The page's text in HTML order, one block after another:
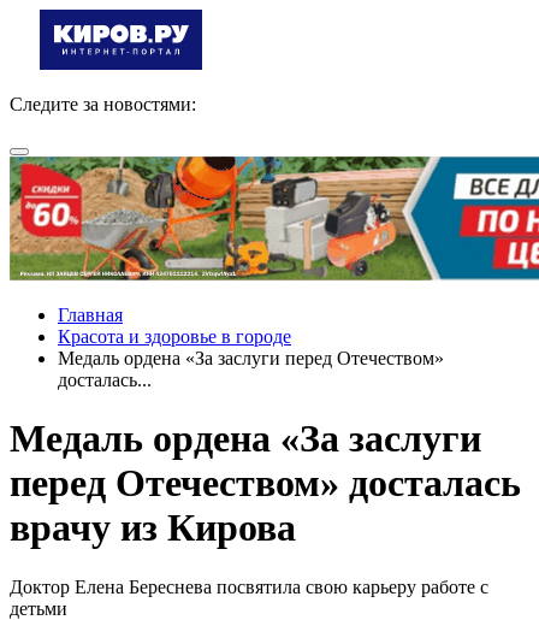
Следите за новостями:
Главная
Красота и здоровье в городе
Медаль ордена «За заслуги перед Отечеством»
досталась...
Медаль ордена «За заслуги
перед Отечеством» досталась
врачу из Кирова
Доктор Елена Береснева посвятила свою карьеру работе с
детьми